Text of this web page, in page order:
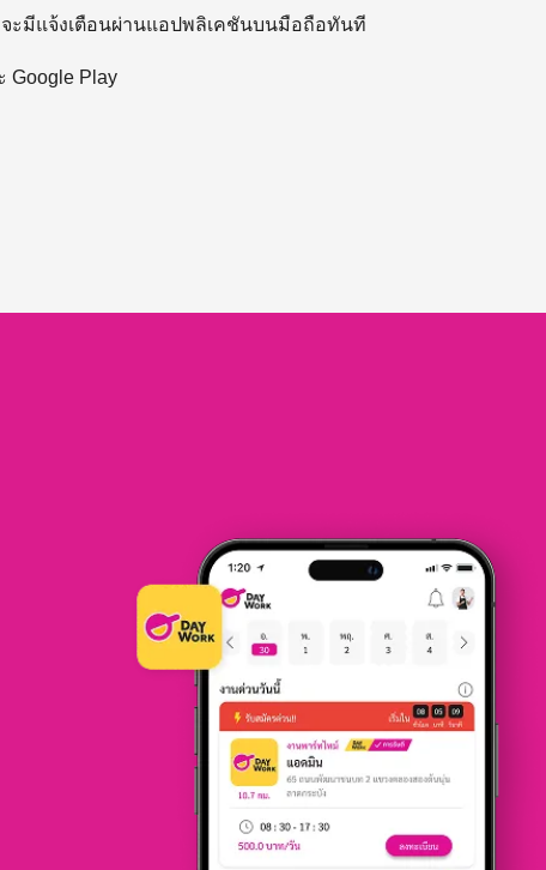
ะมีแจ้งเตือนผ่านแอปพลิเคชันบนมือถือทันที
Google Play